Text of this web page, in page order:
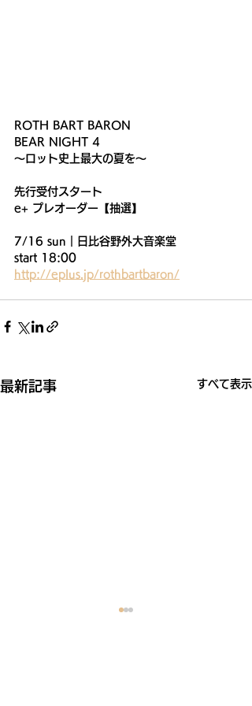
ROTH BART BARON
BEAR NIGHT 4
〜ロット史上最大の夏を〜
先行受付スタート
e+ プレオーダー【抽選】
7/16 sun｜日比谷野外大音楽堂
start 18:00
http://eplus.jp/rothbartbaron/
最新記事 すべて表示